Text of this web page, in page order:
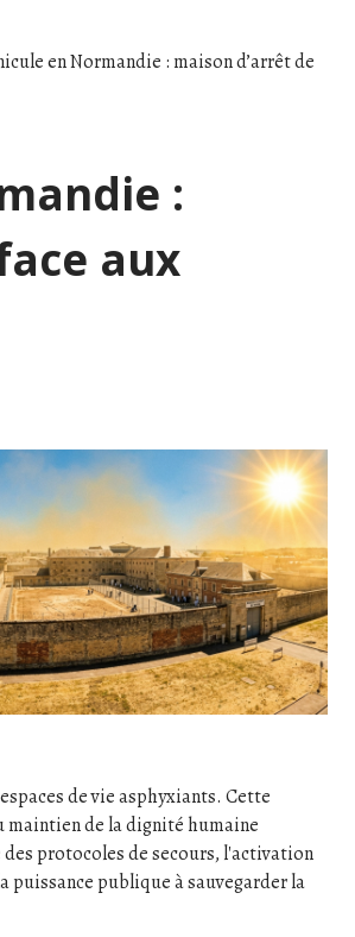
en Normandie : maison d’arrêt de
:
aux
de vie asphyxiants. Cette
maintien de la dignité humaine
protocoles de secours, l'activation
publique à sauvegarder la